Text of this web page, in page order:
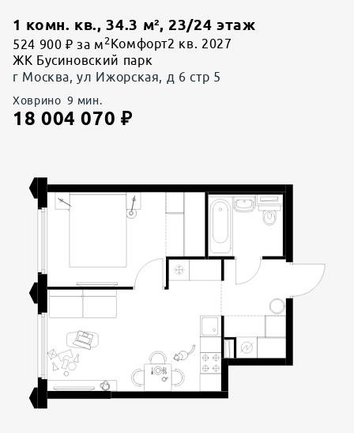
1 комн. кв., 34.3 м²,23/24 этаж
524 900 ₽ за м 2 Комфорт2 кв. 2027
ЖК Бусиновский парк
г Москва, ул Ижорская, д 6 стр 5
Ховрино 9 мин.
18 004 070 ₽